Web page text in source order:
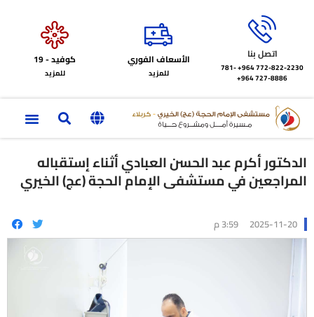
اتصل بنا
772-822-2230‏ 964+
781-
727-8886 964+
الأسعاف الفوري
للمزيد
كوفيد - 19
للمزيد
الدكتور أكرم عبد الحسن العبادي أثناء إستقباله
المراجعين في مستشفى الإمام الحجة (عج) الخيري
2025-11-20 3:59 م